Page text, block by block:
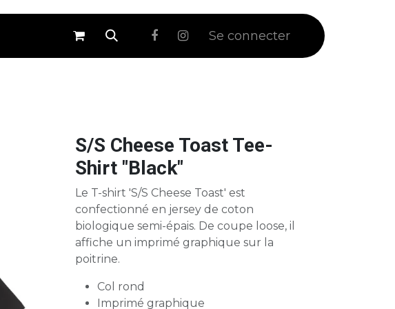
⚪ Soldes Se connecter
S/S Cheese Toast Tee-
Shirt "Black"
Le T-shirt 'S/S Cheese Toast' est
confectionné en jersey de coton
biologique semi-épais. De coupe loose, il
affiche un imprimé graphique sur la
poitrine.
Col rond
Imprimé graphique